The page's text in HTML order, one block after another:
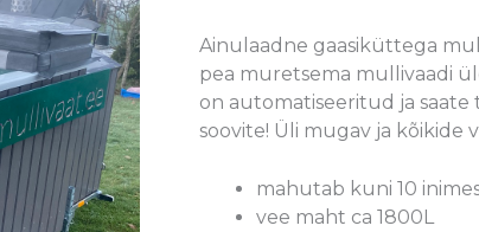
Ainulaadne gaasiküttega
pea muretsema mullivaadi
on automatiseeritud ja
soovite! Üli mugav ja kõikide
mahutab kuni 10
vee maht ca 1800L